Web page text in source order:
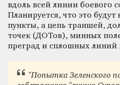
вдоль всей линии боевого
Планируется, что это
пункты, а цепь траншей,
точек (ДОТов), минных
преград и сплошных линий
"Попытка Зеленского